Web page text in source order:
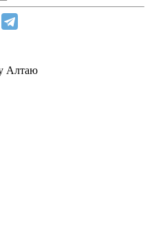
Алтаю